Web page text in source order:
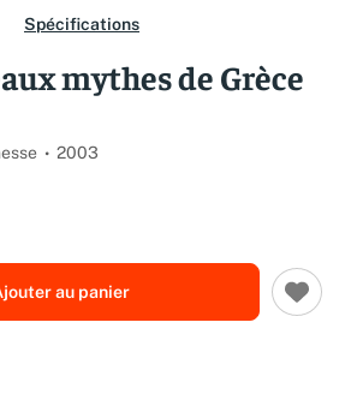
mythes de Grèce
Ajouter au panier